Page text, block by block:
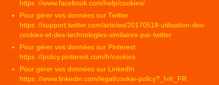
https ://www.facebook.com/help/cookies/
Pour gérer vos données sur Twitter
https ://support.twitter.com/articles/20170518-utilisation-des-
cookies-et-des-technologies-similaires-par-twitter
Pour gérer vos données sur Pinterest
https ://policy.pinterest.com/fr/cookies
Pour gérer vos données sur LinkedIn
https ://www.linkedin.com/legal/cookie-policy?_l=fr_FR